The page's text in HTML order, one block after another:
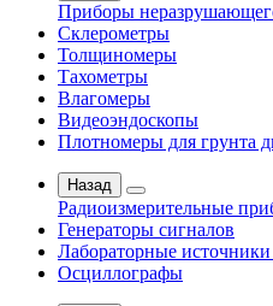
Приборы
Склерометры
Толщиномеры
Тахометры
Влагомеры
Видеоэндоскопы
Плотномеры для грунта
Назад
Радиоизмерительные
Генераторы сигналов
Лабораторные
Осциллографы